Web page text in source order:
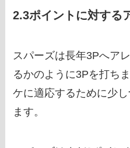
2.3ポイントに対する
スパーズは長年3Pへア
るかのように3Pを打ち
ケに適応するために少
ます。